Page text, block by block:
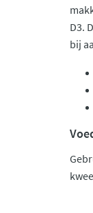
D3.
bij